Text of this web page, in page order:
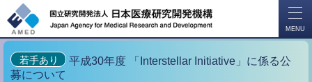
MENU
若手あり
平成30年度 「Interstellar Initiative」に係る公
募について